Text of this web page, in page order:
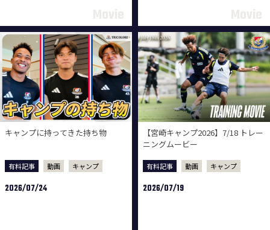
キャンプに持ってきた持ち物
有料記事 動画 キャンプ
2026/07/24
【宮崎キャンプ2026】7/18 トレー
ニングムービー
有料記事 動画 キャンプ
2026/07/19